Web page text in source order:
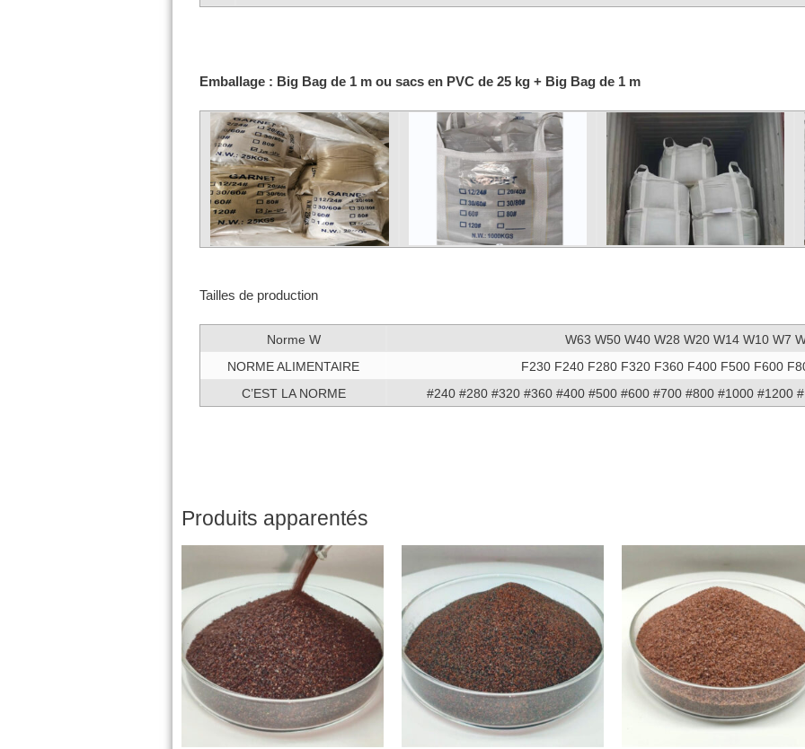
Emballage : Big Bag de 1 m ou sacs en PVC de 25 kg + Big Bag de 1 m
Tailles de production
Norme W
W63 W50 W40 W28 W20 W14 W10 W7
NORME ALIMENTAIRE
F230 F240 F280 F320 F360 F400 F500 F600
C’EST LA NORME
#240 #280 #320 #360 #400 #500 #600 #700 #800 #1000 #1200
Produits apparentés